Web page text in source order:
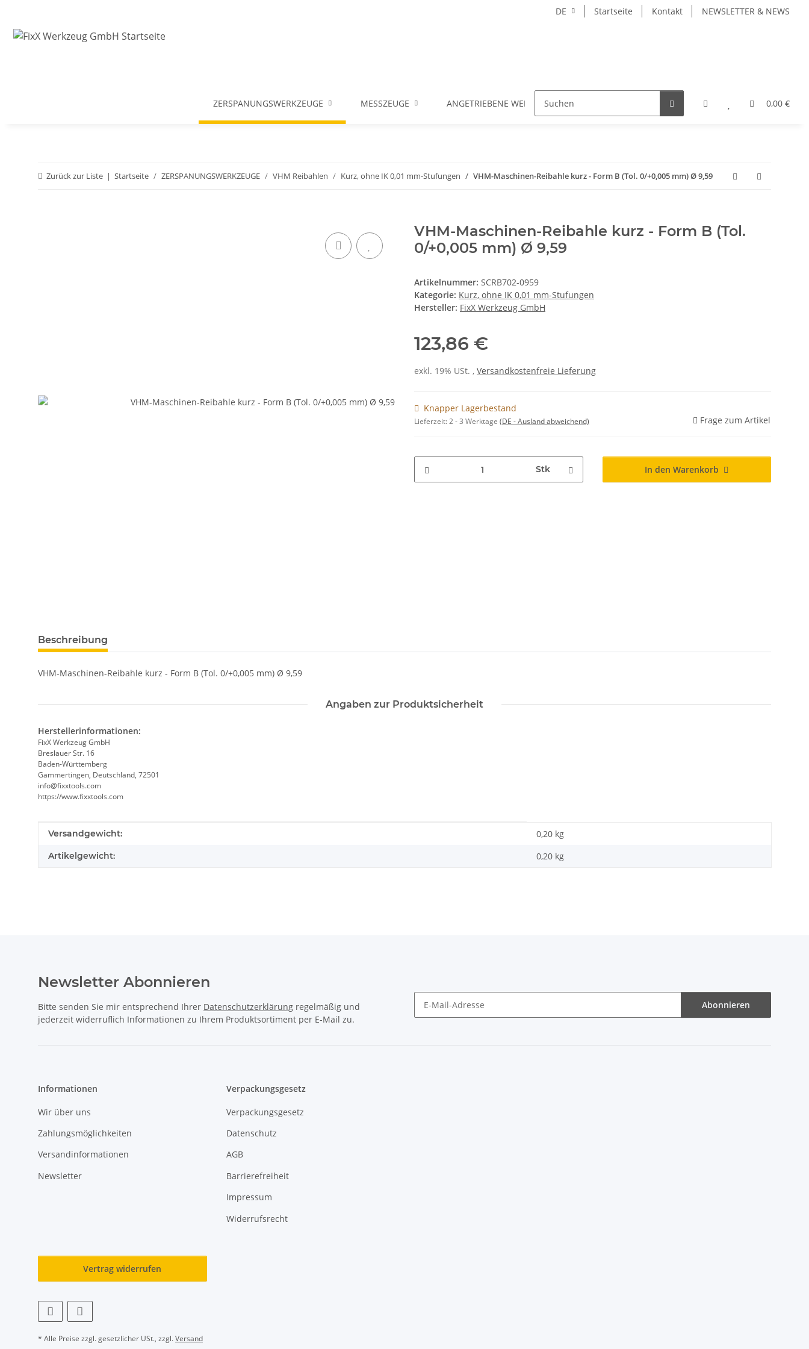
DE Startseite Kontakt NEWSLETTER & NEWS
0,00 €
ZERSPANUNGSWERKZEUGE MESSZEUGE ANGETRIEBENE WERKZEUGE WERKZEUGAUFNAHMEN
Zurück zur Liste Startseite ZERSPANUNGSWERKZEUGE VHM Reibahlen Kurz, ohne IK 0,01 mm-Stufungen VHM-Maschinen-Reibahle kurz - Form B (Tol. 0/+0,005 mm) Ø 9,59
VHM-Maschinen-Reibahle kurz - Form B (Tol.
0/+0,005 mm) Ø 9,59
Artikelnummer: SCRB702-0959
Kategorie: Kurz, ohne IK 0,01 mm-Stufungen
Hersteller: FixX Werkzeug GmbH
123,86 €
exkl. 19% USt. , Versandkostenfreie Lieferung
Knapper Lagerbestand
Lieferzeit:2 - 3 Werktage (DE - Ausland abweichend) Frage zum Artikel
Stk In den Warenkorb
weitere Registerkarten anzeigen
Beschreibung
VHM-Maschinen-Reibahle kurz - Form B (Tol. 0/+0,005 mm) Ø 9,59
Angaben zur Produktsicherheit
Herstellerinformationen:
FixX Werkzeug GmbH
Breslauer Str. 16
Baden-Württemberg
Gammertingen, Deutschland, 72501
info@fixxtools.com
https://www.fixxtools.com
Produkteigenschaft
Wert
Versandgewicht: 0,20 kg
Artikelgewicht: 0,20 kg
Newsletter Abonnieren
Bitte senden Sie mir entsprechend Ihrer Datenschutzerklärung regelmäßig und
jederzeit widerruflich Informationen zu Ihrem Produktsortiment per E-Mail zu.
Abonnieren
Informationen
Wir über uns
Zahlungsmöglichkeiten
Versandinformationen
Newsletter
Verpackungsgesetz
Verpackungsgesetz
Datenschutz
AGB
Barrierefreiheit
Impressum
Widerrufsrecht
Vertrag widerrufen
* Alle Preise zzgl. gesetzlicher USt., zzgl.Versand